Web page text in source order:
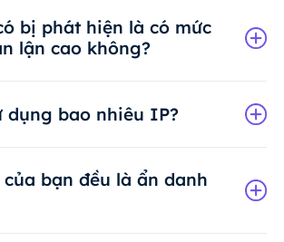
bị phát hiện là có mức
lận cao không?
dụng bao nhiêu IP?
bạn đều là ẩn danh